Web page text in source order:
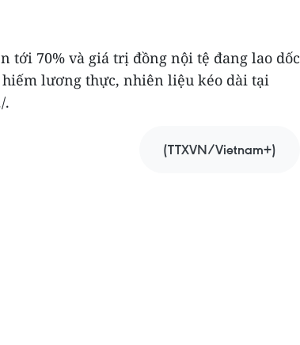
tới 70% và giá trị đồng nội tệ đang lao dốc
lương thực, nhiên liệu kéo dài tại
.
(TTXVN/Vietnam+)